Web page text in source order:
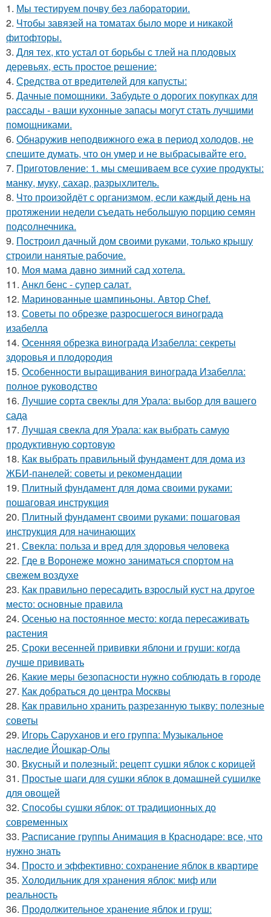
1. Мы тестируем почву без лаборатории.
2. Чтобы завязей на томатах было море и никакой
фитофторы.
3. Для тех, кто устал от борьбы с тлей на плодовых
деревьях, есть простое решение:
4. Средства от вредителей для капусты:
5. Дачные помощники. Забудьте о дорогих покупках для
рассады - ваши кухонные запасы могут стать лучшими
помощниками.
6. Обнаружив неподвижного ежа в период холодов, не
спешите думать, что он умер и не выбрасывайте его.
7. Приготовление: 1. мы смешиваем все сухие продукты:
манку, муку, сахар, разрыхлитель.
8. Что произойдёт с организмом, если каждый день на
протяжении недели съедать небольшую порцию семян
подсолнечника.
9. Построил дачный дом своими руками, только крышу
строили нанятые рабочие.
10. Моя мама давно зимний сад хотела.
11. Анкл бенс - супер салат.
12. Маринованные шампиньоны. Автор Chef.
13. Советы по обрезке разросшегося винограда
изабелла
14. Осенняя обрезка винограда Изабелла: секреты
здоровья и плодородия
15. Особенности выращивания винограда Изабелла:
полное руководство
16. Лучшие сорта свеклы для Урала: выбор для вашего
сада
17. Лучшая свекла для Урала: как выбрать самую
продуктивную сортовую
18. Как выбрать правильный фундамент для дома из
ЖБИ-панелей: советы и рекомендации
19. Плитный фундамент для дома своими руками:
пошаговая инструкция
20. Плитный фундамент своими руками: пошаговая
инструкция для начинающих
21. Свекла: польза и вред для здоровья человека
22. Где в Воронеже можно заниматься спортом на
свежем воздухе
23. Как правильно пересадить взрослый куст на другое
место: основные правила
24. Осенью на постоянное место: когда пересаживать
растения
25. Сроки весенней прививки яблони и груши: когда
лучше прививать
26. Какие меры безопасности нужно соблюдать в городе
27. Как добраться до центра Москвы
28. Как правильно хранить разрезанную тыкву: полезные
советы
29. Игорь Саруханов и его группа: Музыкальное
наследие Йошкар-Олы
30. Вкусный и полезный: рецепт сушки яблок с корицей
31. Простые шаги для сушки яблок в домашней сушилке
для овощей
32. Способы сушки яблок: от традиционных до
современных
33. Расписание группы Анимация в Краснодаре: все, что
нужно знать
34. Просто и эффективно: сохранение яблок в квартире
35. Холодильник для хранения яблок: миф или
реальность
36. Продолжительное хранение яблок и груш: